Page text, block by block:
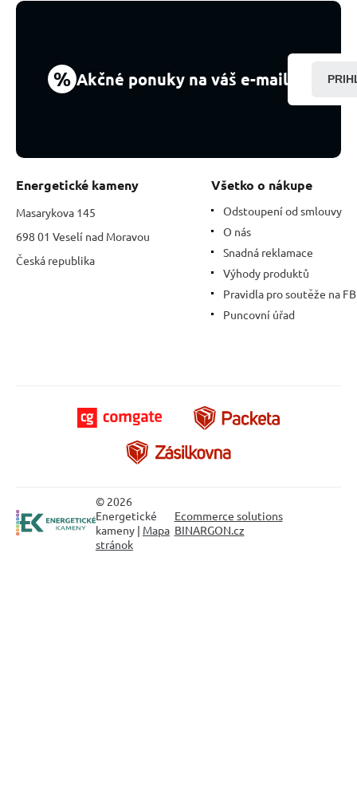
% Akčné ponuky na váš e-mail
Energetické kameny
Masarykova 145
698 01 Veselí nad Moravou
Česká republika
Všetko o nákupe
Odstoupení od smlouvy
O nás
Snadná reklamace
Výhody produktů
Pravidla pro soutěže na FB
Puncovní úřad
© 2026
Energetické
kameny | Mapa
stránok
Ecommerce solutions
BINARGON.cz